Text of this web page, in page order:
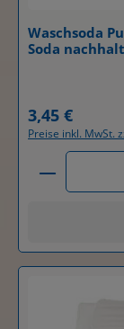
Waschsoda
Soda
Regulärer Preis:
3,45 €
Preise inkl. MwSt.
Produkt